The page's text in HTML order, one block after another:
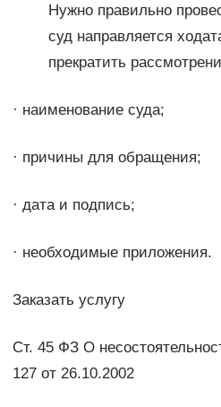
Нужно правильно
суд направляется
прекратить
· наименование суда;
· причины для обращения;
· дата и подпись;
· необходимые приложения.
Заказать услугу
Ст. 45 ФЗ О
127 от 26.10.2002